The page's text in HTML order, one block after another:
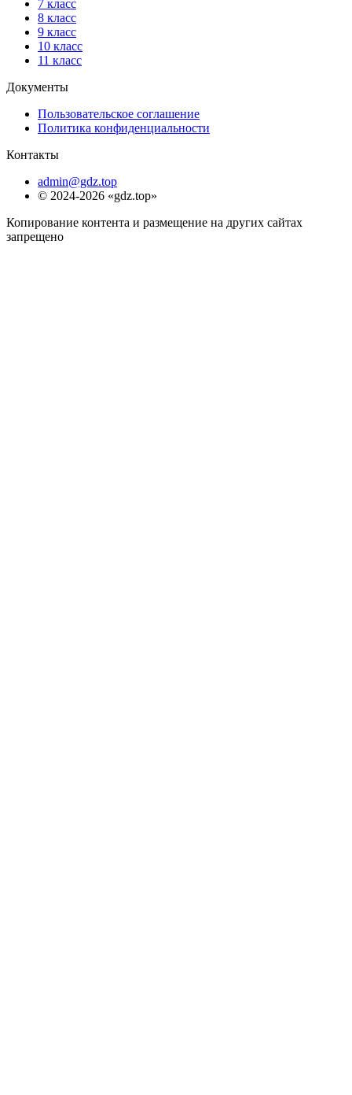
7 класс
8 класс
9 класс
10 класс
11 класс
Документы
Пользовательское соглашение
Политика конфиденциальности
Контакты
admin@gdz.top
© 2024-2026 «gdz.top»
Копирование контента и размещение на других сайтах
запрещено